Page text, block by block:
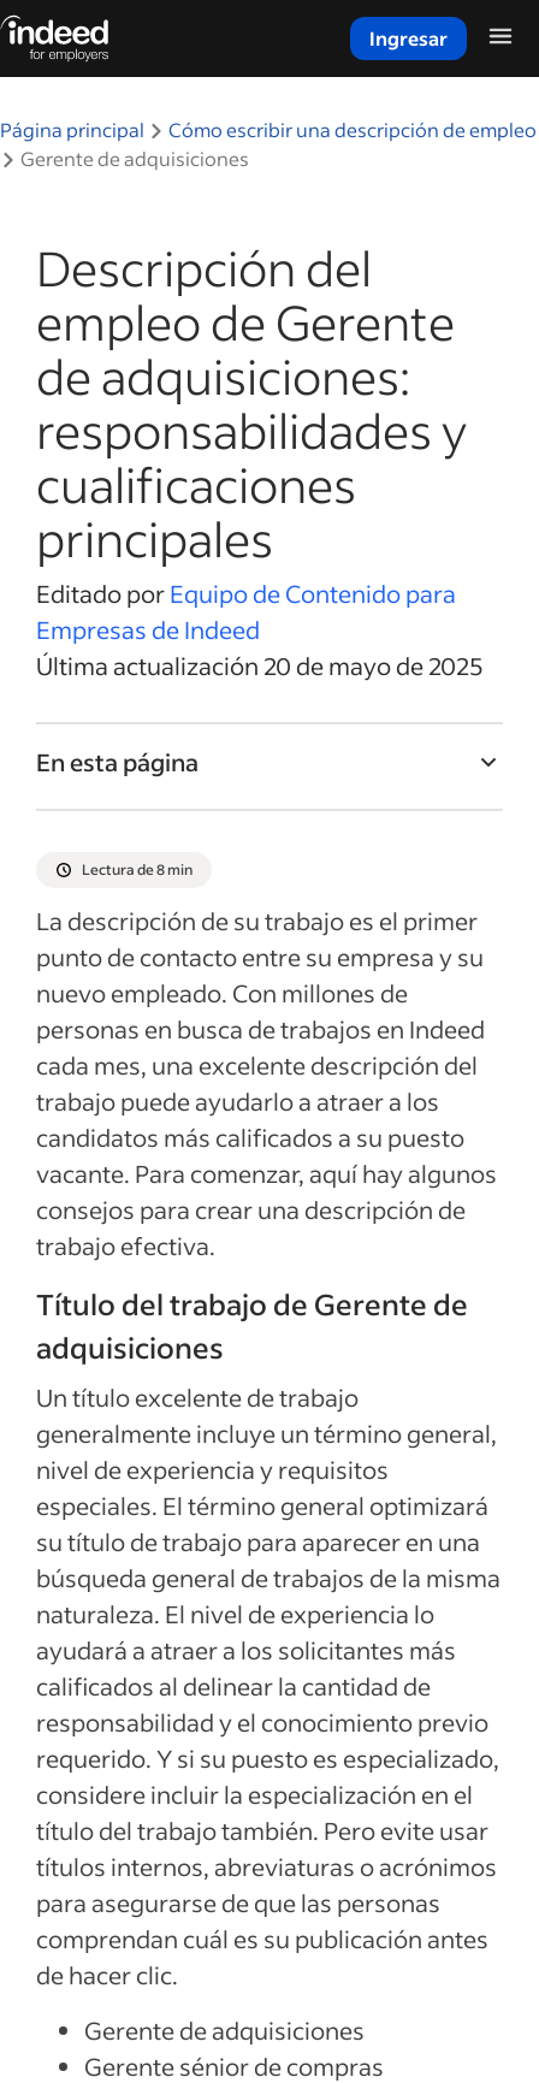
Ingresar
Página principal
Cómo escribir una descripción de empleo
Gerente de adquisiciones
Descripción del
empleo de Gerente
de adquisiciones:
responsabilidades y
cualificaciones
principales
Editado porEquipo de Contenido para
Empresas de Indeed
Última actualización 20 de mayo de 2025
En esta página
adquisiciones
adquisiciones
Responsabilidades y Deberes de Gerente
de adquisiciones
Calificaciones y habilidades de Gerente de
adquisiciones
Ejemplos de descripciones del empleo
Ver más
Lectura de 8 min
La descripción de su trabajo es el primer
punto de contacto entre su empresa y su
nuevo empleado. Con millones de
personas en busca de trabajos en Indeed
cada mes, una excelente descripción del
trabajo puede ayudarlo a atraer a los
candidatos más calificados a su puesto
vacante. Para comenzar, aquí hay algunos
consejos para crear una descripción de
trabajo efectiva.
Título del trabajo de Gerente de
adquisiciones
Un título excelente de trabajo
generalmente incluye un término general,
nivel de experiencia y requisitos
especiales. El término general optimizará
su título de trabajo para aparecer en una
búsqueda general de trabajos de la misma
naturaleza. El nivel de experiencia lo
ayudará a atraer a los solicitantes más
calificados al delinear la cantidad de
responsabilidad y el conocimiento previo
requerido. Y si su puesto es especializado,
considere incluir la especialización en el
título del trabajo también. Pero evite usar
títulos internos, abreviaturas o acrónimos
para asegurarse de que las personas
comprendan cuál es su publicación antes
de hacer clic.
Gerente de adquisiciones
Gerente sénior de compras